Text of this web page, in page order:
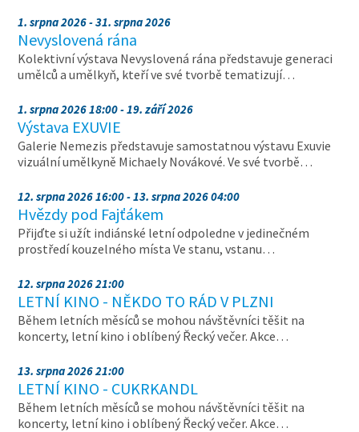
1. srpna 2026 - 31. srpna 2026
Nevyslovená rána
Kolektivní výstava Nevyslovená rána představuje generaci
umělců a umělkyň, kteří ve své tvorbě tematizují…
1. srpna 2026 18:00 - 19. září 2026
Výstava EXUVIE
Galerie Nemezis představuje samostatnou výstavu Exuvie
vizuální umělkyně Michaely Novákové. Ve své tvorbě…
12. srpna 2026 16:00 - 13. srpna 2026 04:00
Hvězdy pod Fajťákem
Přijďte si užít indiánské letní odpoledne v jedinečném
prostředí kouzelného místa Ve stanu, vstanu…
12. srpna 2026 21:00
LETNÍ KINO - NĚKDO TO RÁD V PLZNI
Během letních měsíců se mohou návštěvníci těšit na
koncerty, letní kino i oblíbený Řecký večer. Akce…
13. srpna 2026 21:00
LETNÍ KINO - CUKRKANDL
Během letních měsíců se mohou návštěvníci těšit na
koncerty, letní kino i oblíbený Řecký večer. Akce…